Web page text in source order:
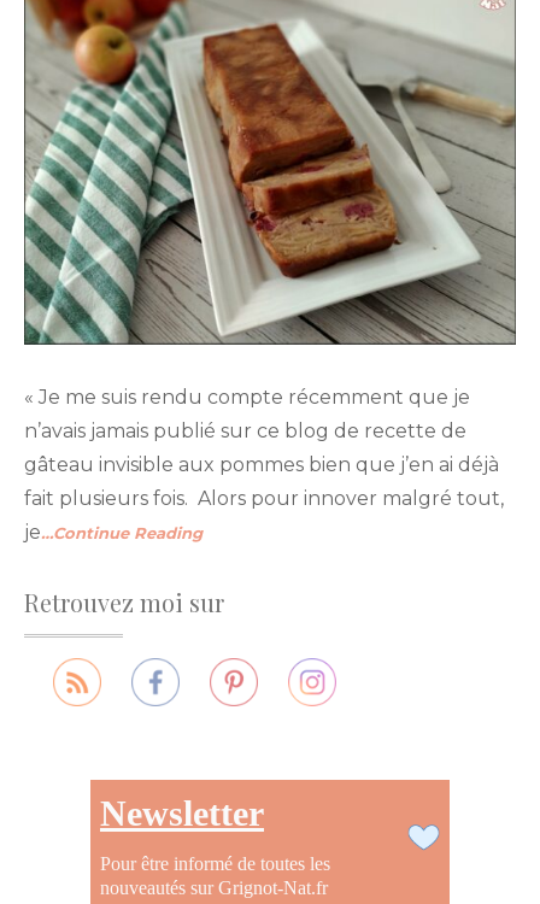
« Je me suis rendu compte récemment que je
n’avais jamais publié sur ce blog de recette de
gâteau invisible aux pommes bien que j’en ai déjà
fait plusieurs fois. Alors pour innover malgré tout,
je…Continue Reading
Retrouvez moi sur
Newsletter
Pour être informé de toutes les
nouveautés sur Grignot-Nat.fr